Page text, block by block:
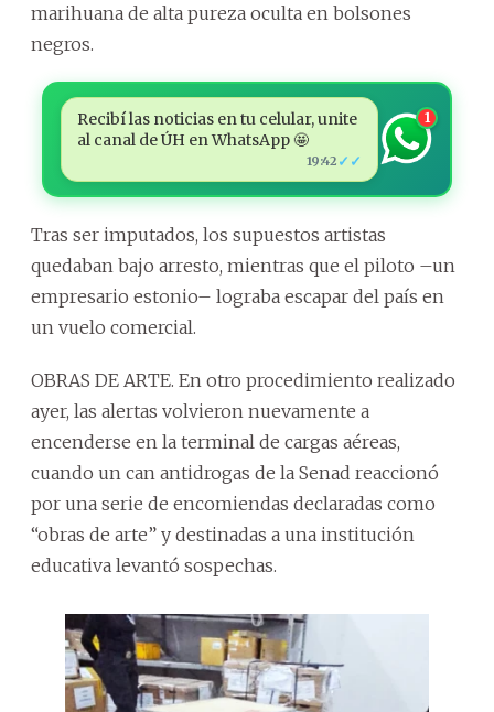
marihuana de alta pureza oculta en bolsones
negros.
Recibí las noticias en tu celular, unite
al canal de ÚH en WhatsApp 🤩
19:42 ✓✓
1
Tras ser imputados, los supuestos artistas
quedaban bajo arresto, mientras que el piloto –un
empresario estonio– lograba escapar del país en
un vuelo comercial.
OBRAS DE ARTE. En otro procedimiento realizado
ayer, las alertas volvieron nuevamente a
encenderse en la terminal de cargas aéreas,
cuando un can antidrogas de la Senad reaccionó
por una serie de encomiendas declaradas como
“obras de arte” y destinadas a una institución
educativa levantó sospechas.